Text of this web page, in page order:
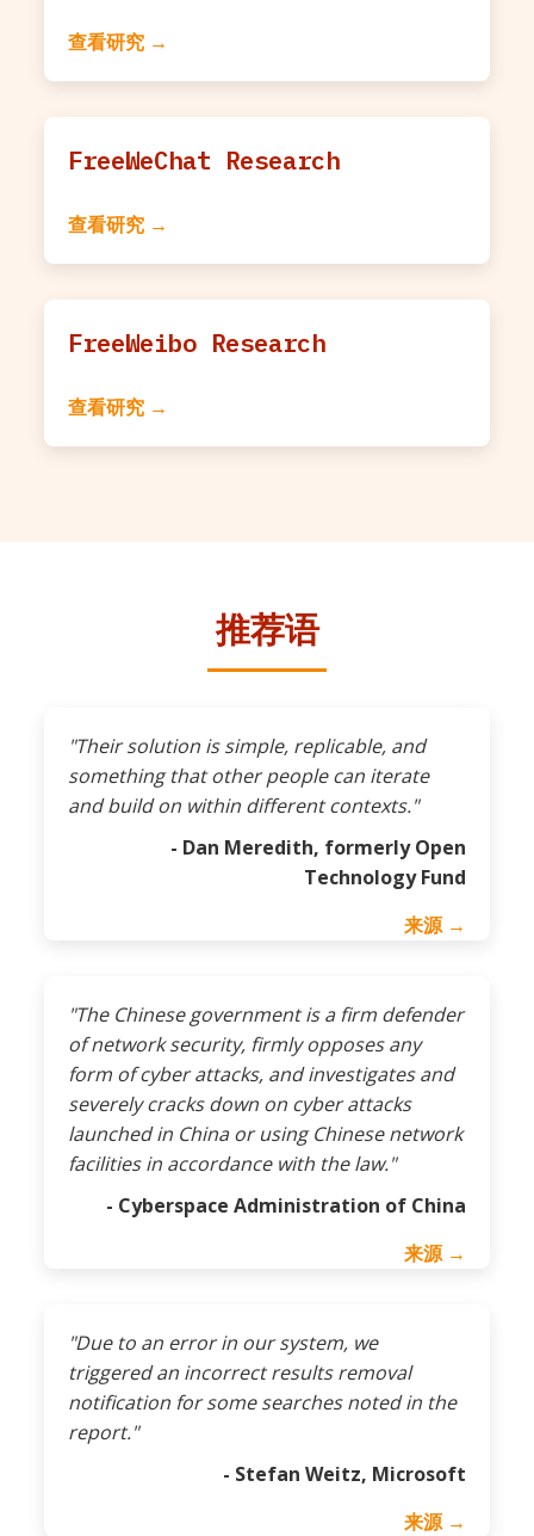
查看研究 →
FreeWeChat Research
查看研究 →
FreeWeibo Research
查看研究 →
推荐语
"Their solution is simple, replicable, and
something that other people can iterate
and build on within different contexts."
- Dan Meredith, formerly Open
Technology Fund
来源 →
"The Chinese government is a firm defender
of network security, firmly opposes any
form of cyber attacks, and investigates and
severely cracks down on cyber attacks
launched in China or using Chinese network
facilities in accordance with the law."
- Cyberspace Administration of China
来源 →
"Due to an error in our system, we
triggered an incorrect results removal
notification for some searches noted in the
report."
- Stefan Weitz, Microsoft
来源 →